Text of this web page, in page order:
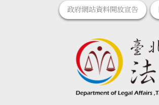
政府網站資料開放宣告